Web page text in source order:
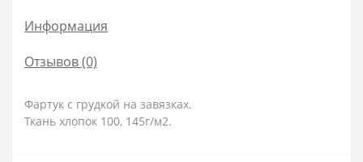
Информация
Отзывов (0)
Фартук с грудкой на завязках.
Ткань хлопок 100, 145г/м2.